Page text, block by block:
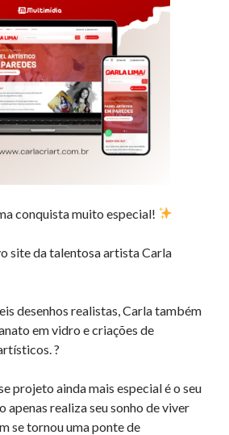
conquista muito especial!
site da talentosa artista Carla
desenhos realistas, Carla também
em vidro e criações de
?️
projeto ainda mais especial é o seu
apenas realiza seu sonho de viver
se tornou uma ponte de